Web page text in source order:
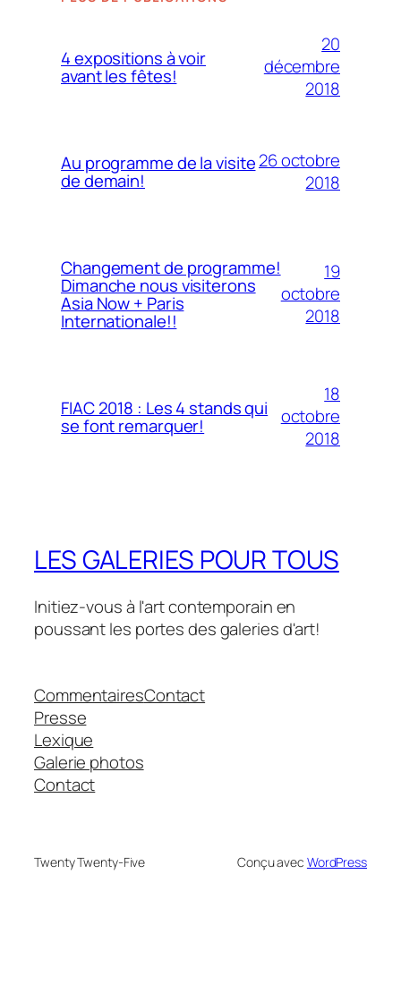
4 expositions à voir
avant les fêtes!
20
décembre
2018
Au programme de la visite
de demain!
26 octobre
2018
Changement de programme!
Dimanche nous visiterons
Asia Now + Paris
Internationale!!
19
octobre
2018
FIAC 2018 : Les 4 stands qui
se font remarquer!
18
octobre
2018
LES GALERIES POUR TOUS
Initiez-vous à l'art contemporain en
poussant les portes des galeries d'art!
Commentaires
Presse
Lexique
Galerie photos
Contact
Contact
Twenty Twenty-Five Conçu avec WordPress